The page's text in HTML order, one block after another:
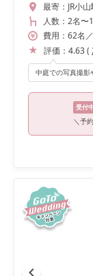
最寄： JR小
人数： 2名〜
費用： 62名 ／
評価： 4.63(
受付